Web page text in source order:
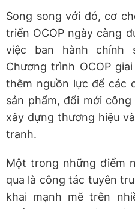
Song song với đó, cơ
triển OCOP ngày càng
việc ban hành chính
Chương trình OCOP
thêm nguồn lực để các
sản phẩm, đổi mới
xây dựng thương hiệu
tranh.
Một trong những điểm
qua là công tác tuyên
khai mạnh mẽ trên